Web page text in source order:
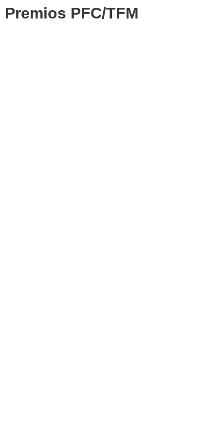
Premios PFC/TFM